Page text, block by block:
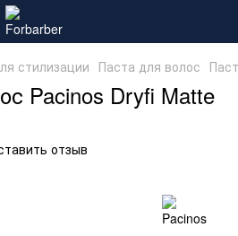
стилизации Паста для волос
Pacinos Dryfi Matte
отзыв